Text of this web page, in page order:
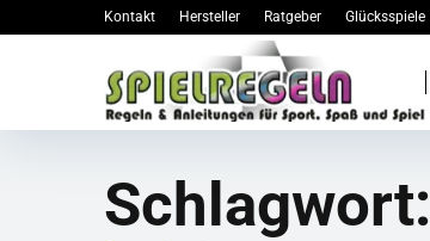
Kontakt Hersteller Ratgeber Glücksspiele
Schlagwort: